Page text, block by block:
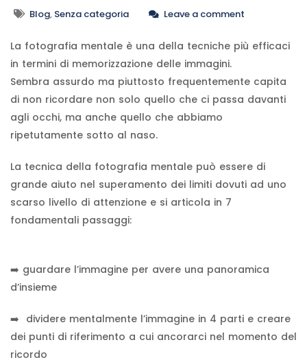
Blog, Senza categoria Leave a comment
La fotografia mentale è una della tecniche più efficaci
in termini di memorizzazione delle immagini.
Sembra assurdo ma piuttosto frequentemente capita
di non ricordare non solo quello che ci passa davanti
agli occhi, ma anche quello che abbiamo
ripetutamente sotto al naso.
La tecnica della fotografia mentale può essere di
grande aiuto nel superamento dei limiti dovuti ad uno
scarso livello di attenzione e si articola in 7
fondamentali passaggi:
➡️ guardare l’immagine per avere una panoramica
d’insieme
➡️ dividere mentalmente l’immagine in 4 parti e creare
dei punti di riferimento a cui ancorarci nel momento del
ricordo